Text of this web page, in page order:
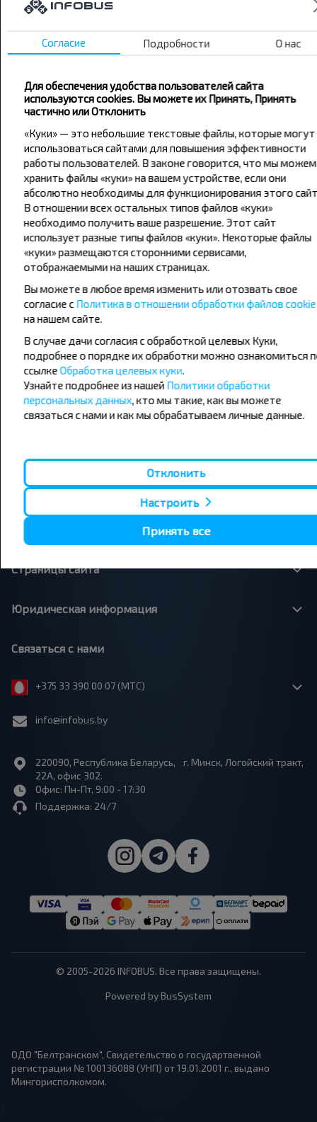
путешествуй с нами дешевле!
Подписаться
Популярные автобусные
направления
Орша - Могилёв
Минск - Несвиж
Минск - Пинск
Минск - Брест
Минск - Гомель
Минск - Барановичи
Гомель - Минск
Брест - Беловежская Пуща
Брест - Минск
Вильнюс - Минск
Полоцк - Рига
Москва - Брест
Минск - Вильнюс
Минск - Варшава
Москва - Барановичи
Брест - Люблин
Брест - Варшава
О нас
Страницы сайта
Юридическая информация
Связаться с нами
+375 33 390 00 07 (МТС)
info@infobus.by
220090, Республика Беларусь, г. Минск, Логойский тракт,
22А, офис 302.
Офис: Пн-Пт, 9:00 - 17:30
Поддержка: 24/7
© 2005-2026 INFOBUS. Все права защищены.
Powered by BusSystem
ОДО "Белтранском", Свидетельство о государтвенной
регистрации № 100136088 (УНП) от 19.01.2001 г., выдано
Мингорисполкомом.
Согласие Подробности О нас
Для обеспечения удобства пользователей сайта
используются cookies. Вы можете их Принять, Принять
частично или Отклонить
«Куки» — это небольшие текстовые файлы, которые могут
использоваться сайтами для повышения эффективности
работы пользователей. В законе говорится, что мы можем
хранить файлы «куки» на вашем устройстве, если они
абсолютно необходимы для функционирования этого
В отношении всех остальных типов файлов «куки»
необходимо получить ваше разрешение. Этот сайт
использует разные типы файлов «куки». Некоторые файлы
«куки» размещаются сторонними сервисами,
отображаемыми на наших страницах.
Вы можете в любое время изменить или отозвать свое
согласие сПолитика в отношении обработки файлов cookie
на нашем сайте.
В случае дачи согласия с обработкой целевых Куки,
подробнее о порядке их обработки можно ознакомиться
ссылкеОбработка целевых куки
Узнайте подробнее из нашей Политики обработки
персональных данных , кто мы такие, как вы можете
связаться с нами и как мы обрабатываем личные данные.
Отклонить
Настроить
Принять все